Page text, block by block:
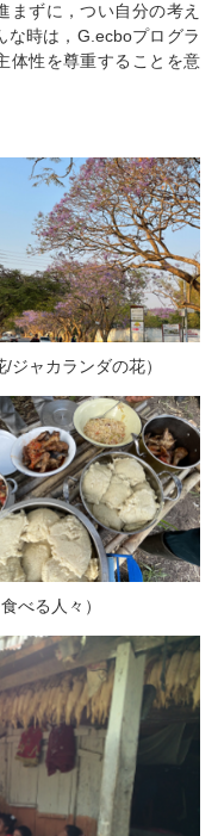
まずに，つい自分の考え
な時は，G.ecboプログラ
体性を尊重することを意
ジャカランダの花）
べる人々）